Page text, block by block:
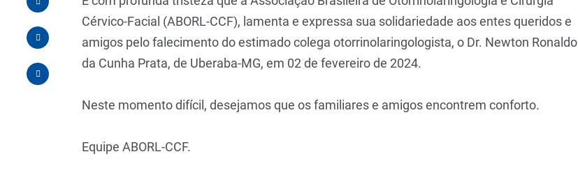
Cérvico-Facial (ABORL-CCF), lamenta e expressa sua solidariedade aos entes queridos e
amigos pelo falecimento do estimado colega otorrinolaringologista, o Dr. Newton Ronaldo
da Cunha Prata, de Uberaba-MG, em 02 de fevereiro de 2024.
Neste momento difícil, desejamos que os familiares e amigos encontrem conforto.
Equipe ABORL-CCF.